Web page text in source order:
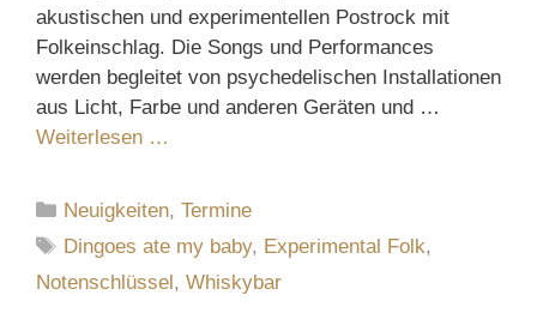
akustischen und experimentellen Postrock mit
Folkeinschlag. Die Songs und Performances
werden begleitet von psychedelischen Installationen
aus Licht, Farbe und anderen Geräten und …
Weiterlesen …
Kategorien
Neuigkeiten,Termine
Schlagwörter
Dingoes ate my baby, Experimental Folk,
Notenschlüssel, Whiskybar